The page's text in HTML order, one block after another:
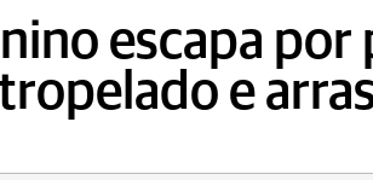
escapa por
e